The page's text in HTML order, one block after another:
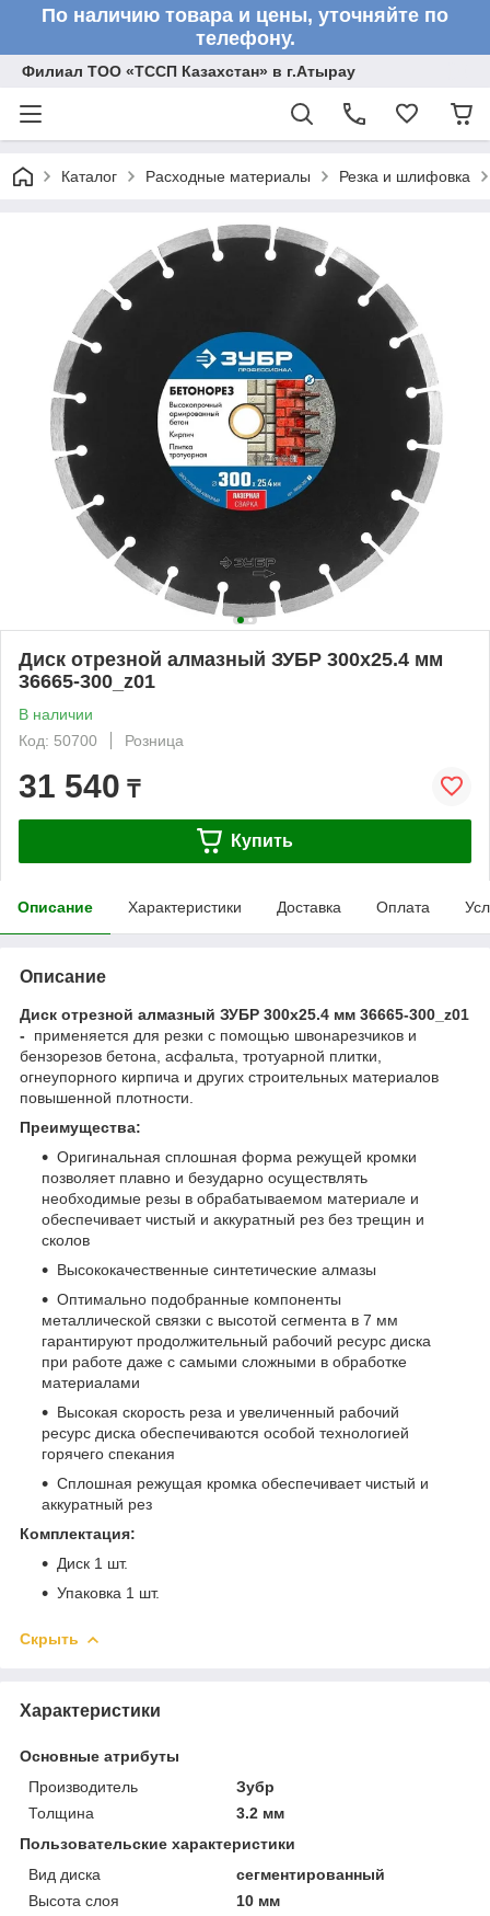
По наличию товара и цены, уточняйте по
телефону.
Филиал ТОО «ТССП Казахстан» в г.Атырау
Каталог Расходные материалы Резка и шлифовка
Диск отрезной алмазный ЗУБР 300х25.4 мм
36665-300_z01
В наличии
Код: 50700
Розница
31 540 ₸
Купить
Описание Характеристики Доставка Оплата
Описание
Диск отрезной алмазный ЗУБР 300х25.4 мм 36665-300_z01
-
применяется для резки с помощью швонарезчиков и
бензорезов бетона, асфальта, тротуарной плитки,
огнеупорного кирпича и других строительных материалов
повышенной плотности.
Преимущества:
Оригинальная сплошная форма режущей кромки
позволяет плавно и безударно осуществлять
необходимые резы в обрабатываемом материале и
обеспечивает чистый и аккуратный рез без трещин и
сколов
Высококачественные синтетические алмазы
Оптимально подобранные компоненты
металлической связки с высотой сегмента в 7 мм
гарантируют продолжительный рабочий ресурс диска
при работе даже с самыми сложными в обработке
материалами
Высокая скорость реза и увеличенный рабочий
ресурс диска обеспечиваются особой технологией
горячего спекания
Сплошная режущая кромка обеспечивает чистый и
аккуратный рез
Комплектация:
Диск 1 шт.
Упаковка 1 шт.
Скрыть
Характеристики
Основные атрибуты
Производитель
Зубр
Толщина
3.2 мм
Пользовательские характеристики
Вид диска
сегментированный
Высота слоя
10 мм